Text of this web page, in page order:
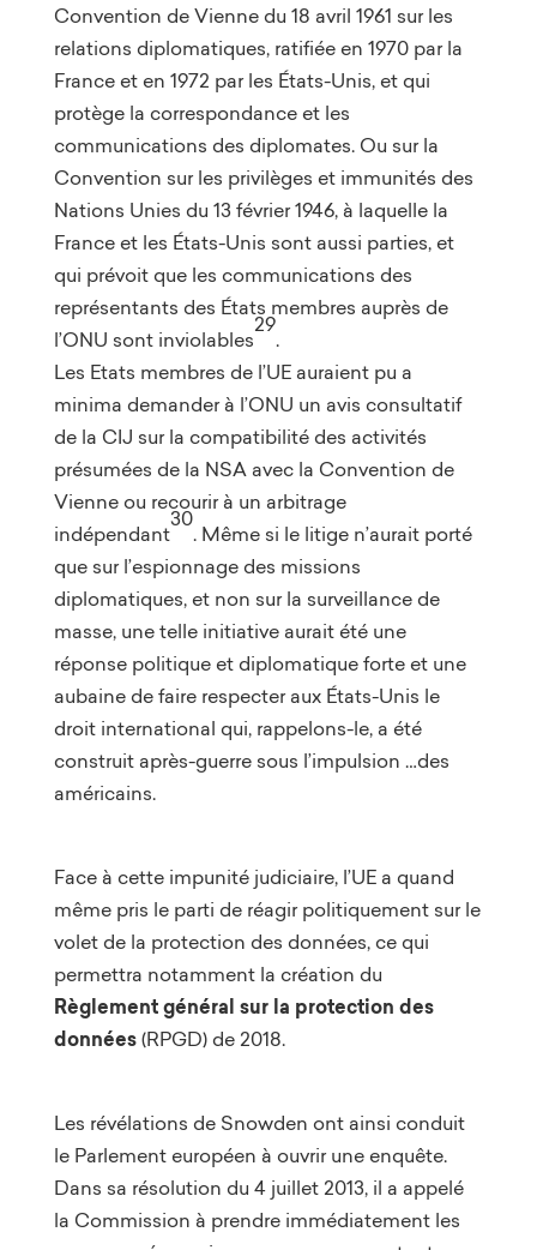
Convention de Vienne du 18 avril 1961 sur les
relations diplomatiques, ratifiée en 1970 par la
France et en 1972 par les États-Unis, et qui
protège la correspondance et les
communications des diplomates. Ou sur la
Convention sur les privilèges et immunités des
Nations Unies du 13 février 1946, à laquelle la
France et les États-Unis sont aussi parties, et
qui prévoit que les communications des
représentants des États membres auprès de
l’ONU sont inviolables
29
.
Les Etats membres de l’UE auraient pu a
minima demander à l’ONU un avis consultatif
de la CIJ sur la compatibilité des activités
présumées de la NSA avec la Convention de
Vienne ou recourir à un arbitrage
indépendant
30
. Même si le litige n’aurait porté
que sur l’espionnage des missions
diplomatiques, et non sur la surveillance de
masse, une telle initiative aurait été une
réponse politique et diplomatique forte et une
aubaine de faire respecter aux États-Unis le
droit international qui, rappelons-le, a été
construit après-guerre sous l’impulsion …des
américains.
Face à cette impunité judiciaire, l’UE a quand
même pris le parti de réagir politiquement sur le
volet de la protection des données, ce qui
permettra notamment la création du
Règlement général sur la protection des
données(RPGD) de 2018.
Les révélations de Snowden ont ainsi conduit
le Parlement européen à ouvrir une enquête.
Dans sa résolution du 4 juillet 2013, il a appelé
la Commission à prendre immédiatement les